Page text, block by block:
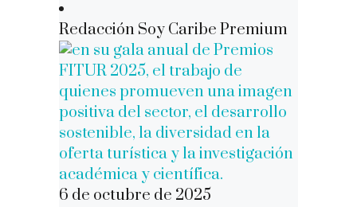
Redacción Soy Caribe Premium
6 de octubre de 2025